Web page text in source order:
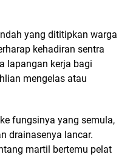
yang dititipkan warga
kehadiran sentra
lapangan kerja bagi
mengelas atau
fungsinya yang semula,
drainasenya lancar.
martil bertemu pelat